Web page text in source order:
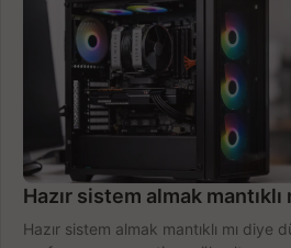
Hazır sistem almak
Hazır sistem almak mantıklı mı diye